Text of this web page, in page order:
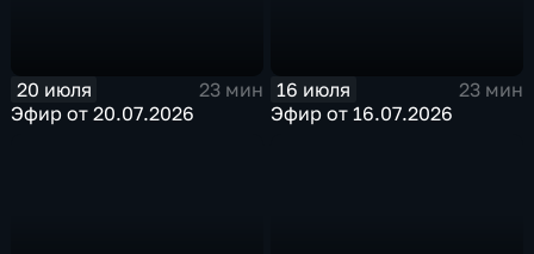
20 июля
23 мин
Эфир от 20.07.2026
16 июля
23 мин
Эфир от 16.07.2026